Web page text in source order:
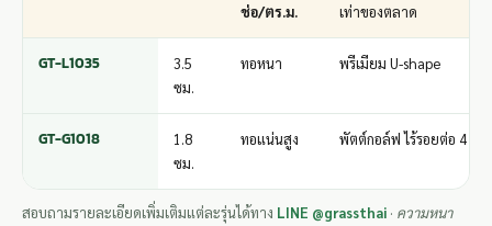
ช่อ/ตร.ม.
เท่าของตลาด
GT-L1035
3.5
ซม.
ทอหนา พรีเมียม U-shape
GT-G1018
1.8
ซม.
ทอแน่นสูง พัตต์กอล์ฟ ไร้รอยต่อ 4 ม.
สอบถามรายละเอียดเพิ่มเติมแต่ละรุ่นได้ทาง LINE @grassthai · ความหนา